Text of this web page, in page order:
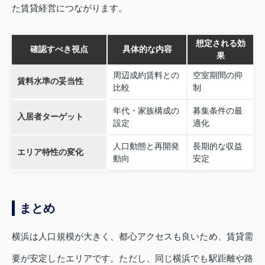
た賃貸経営につながります。
確認すべき視点 具体的な内容
想定される効
果
賃料水準の妥当性
周辺成約賃料との
比較
空室期間の抑
制
入居者ターゲット
年代・家族構成の
設定
募集条件の最
適化
エリア特性の変化
人口動態と再開発
動向
長期的な収益
安定
まとめ
横浜は人口規模が大きく、都心アクセスも良いため、賃貸需
要が安定したエリアです。ただし、同じ横浜でも駅距離や路